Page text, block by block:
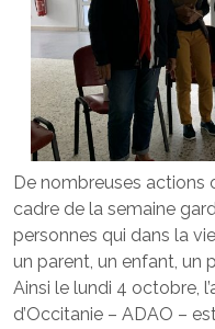
De nombreuses actions
cadre de la semaine
personnes qui dans la
un parent, un enfant, un
Ainsi le lundi 4 octobre,
d’Occitanie – ADAO –